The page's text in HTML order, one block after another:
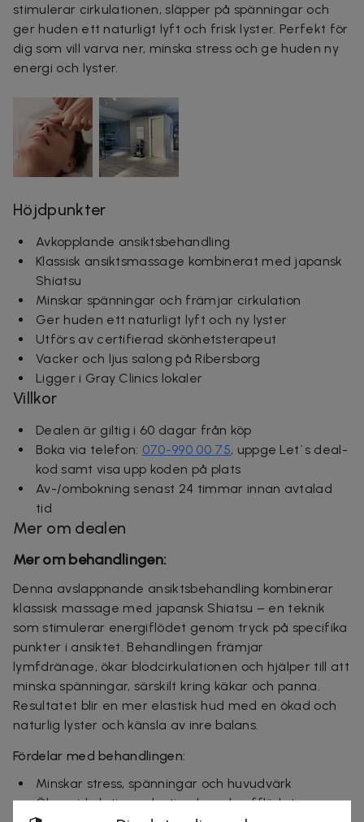
stimulerar cirkulationen, släpper på spänningar och
ger huden ett naturligt lyft och frisk lyster. Perfekt för
dig som vill varva ner, minska stress och ge huden ny
energi och lyster.
Höjdpunkter
Avkopplande ansiktsbehandling
Klassisk ansiktsmassage kombinerat med japansk
Shiatsu
Minskar spänningar och främjar cirkulation
Ger huden ett naturligt lyft och ny lyster
Utförs av certifierad skönhetsterapeut
Vacker och ljus salong på Ribersborg
Ligger i Gray Clinics lokaler
Villkor
Dealen är giltig i 60 dagar från köp
Boka via telefon: 070-990 00 75, uppge Let´s deal-
kod samt visa upp koden på plats
Av-/ombokning senast 24 timmar innan avtalad
tid
Mer om dealen
Mer om behandlingen:
Denna avslappnande ansiktsbehandling kombinerar
klassisk massage med japansk Shiatsu – en teknik
som stimulerar energiflödet genom tryck på specifika
punkter i ansiktet. Behandlingen främjar
lymfdränage, ökar blodcirkulationen och hjälper till att
minska spänningar, särskilt kring käkar och panna.
Resultatet blir en mer elastisk hud med en ökad och
naturlig lyster och känsla av inre balans.
Fördelar med behandlingen:
Minskar stress, spänningar och huvudvärk
Ökar cirkulation och stimulerar lymfflödet